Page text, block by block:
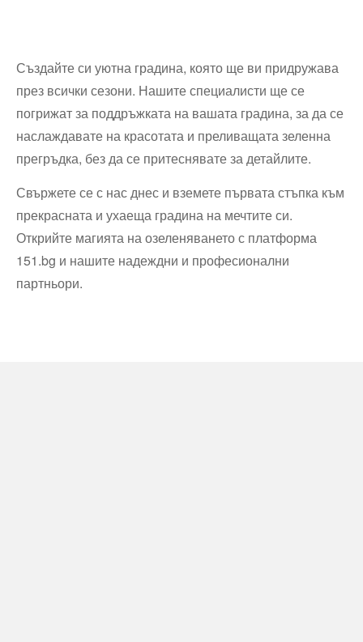
Създайте си уютна градина, която ще ви придружава
през всички сезони. Нашите специалисти ще се
погрижат за поддръжката на вашата градина, за да се
наслаждавате на красотата и преливащата зеленна
прегръдка, без да се притеснявате за детайлите.
Свържете се с нас днес и вземете първата стъпка към
прекрасната и ухаеща градина на мечтите си.
Открийте магията на озеленяването с платформа
151.bg и нашите надеждни и професионални
партньори.